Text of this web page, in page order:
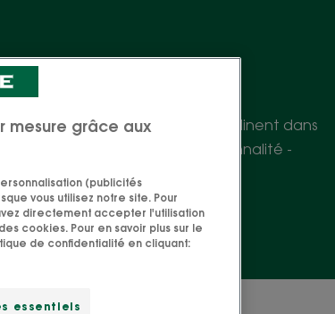
antioxydantes naturelles, se déclinent dans
des cheveux - et une personnalité -
mesure grâce aux
(publicités
vous utilisez notre site. Pour
directement accepter l'utilisation
cookies. Pour en savoir plus sur le
de confidentialité en cliquant:
essentiels